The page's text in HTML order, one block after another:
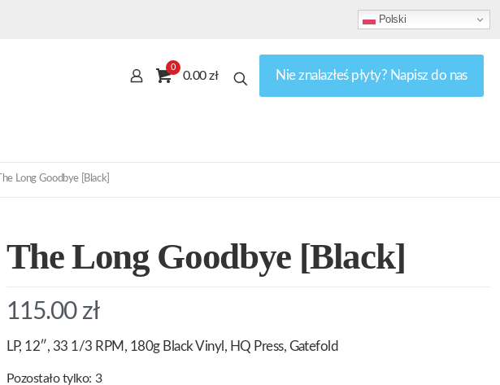
Polski
0
0.00 zł Nie znalazłeś płyty? Napisz do nas
The Long Goodbye [Black]
The Long Goodbye [Black]
115.00 zł
LP, 12″, 33 1/3 RPM, 180g Black Vinyl, HQ Press, Gatefold
Pozostało tylko: 3